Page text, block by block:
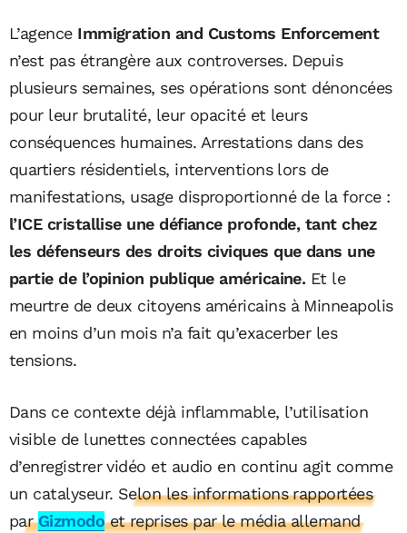
L’agence Immigration and Customs Enforcement
n’est pas étrangère aux controverses. Depuis
plusieurs semaines, ses opérations sont dénoncées
pour leur brutalité, leur opacité et leurs
conséquences humaines. Arrestations dans des
quartiers résidentiels, interventions lors de
manifestations, usage disproportionné de la force :
l’ICE cristallise une défiance profonde, tant chez
les défenseurs des droits civiques que dans une
partie de l’opinion publique américaine. Et le
meurtre de deux citoyens américains à Minneapolis
en moins d’un mois n’a fait qu’exacerber les
tensions.
Dans ce contexte déjà inflammable, l’utilisation
visible de lunettes connectées capables
d’enregistrer vidéo et audio en continu agit comme
un catalyseur. Selon les informations rapportées
parGizmodoet reprises par le média allemand